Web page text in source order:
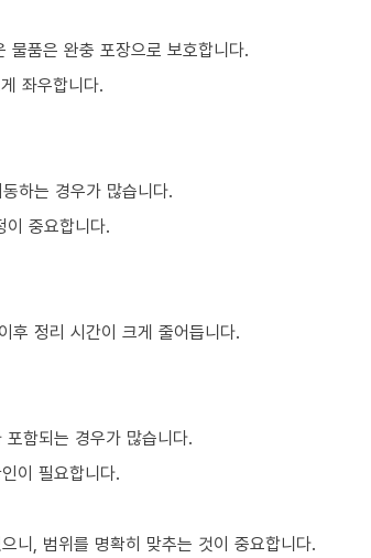
물품은 완충 포장으로 보호합니다.
좌우합니다.
하는 경우가 많습니다.
중요합니다.
후 정리 시간이 크게 줄어듭니다.
함되는 경우가 많습니다.
이 필요합니다.
니, 범위를 명확히 맞추는 것이 중요합니다.